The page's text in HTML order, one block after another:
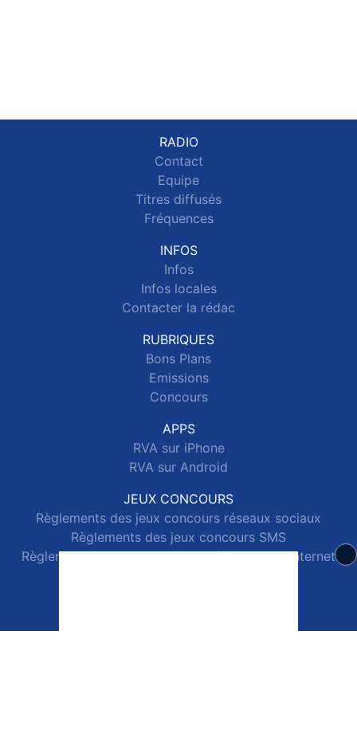
RADIO
Contact
Equipe
Titres diffusés
Fréquences
INFOS
Infos
Infos locales
Contacter la rédac
RUBRIQUES
Bons Plans
Emissions
Concours
APPS
RVA sur iPhone
RVA sur Android
JEUX CONCOURS
Règlements des jeux concours réseaux sociaux
Règlements des jeux concours SMS
Règlements des jeux concours téléphone et internet